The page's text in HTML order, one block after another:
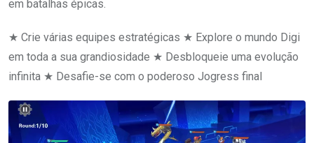
em batalhas épicas.
★ Crie várias equipes estratégicas ★ Explore o mundo Digi
em toda a sua grandiosidade ★ Desbloqueie uma evolução
infinita ★ Desafie-se com o poderoso Jogress final